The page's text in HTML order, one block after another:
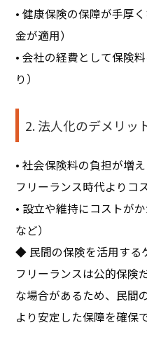
• 健康保険の保障が手厚
金が適用）
• 会社の経費として保険
り）
2. 法人化のデメリッ
• 社会保険料の負担が増
フリーランス時代よりコ
• 設立や維持にコストが
など）
◆ 民間の保険を活用する
フリーランスは公的保険
な場合があるため、民間
より安定した保障を確保